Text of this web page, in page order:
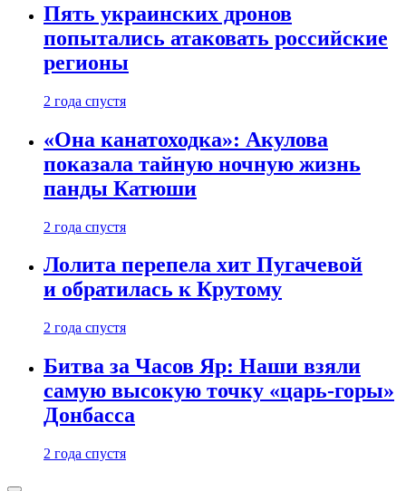
Пять украинских дронов
попытались атаковать российские
регионы
2 года спустя
«Она канатоходка»: Акулова
показала тайную ночную жизнь
панды Катюши
2 года спустя
Лолита перепела хит Пугачевой
и обратилась к Крутому
2 года спустя
Битва за Часов Яр: Наши взяли
самую высокую точку «царь-горы»
Донбасса
2 года спустя